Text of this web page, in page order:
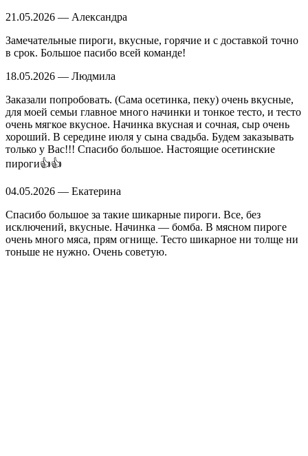
21.05.2026 — Александра
Замечательные пироги, вкусные, горячие и с доставкой точно
в срок. Большое пасибо всей команде!
18.05.2026 — Людмила
Заказали попробовать. (Сама осетинка, пеку) очень вкусные,
для моей семьи главное много начинки и тонкое тесто, и тесто
очень мягкое вкусное. Начинка вкусная и сочная, сыр очень
хороший. В середине июля у сына свадьба. Будем заказывать
только у Вас!!! Спасибо большое. Настоящие осетинские
пироги👍👍
04.05.2026 — Екатерина
Спасибо большое за такие шикарные пироги. Все, без
исключений, вкусные. Начинка — бомба. В мясном пироге
очень много мяса, прям огнище. Тесто шикарное ни толще ни
тоньше не нужно. Очень советую.